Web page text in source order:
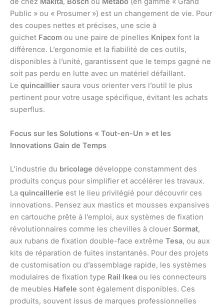
Public » ou « Prosumer ») est un changement de vie. Pour
des coupes nettes et précises, une scie à
guichet Facom ou une paire de pinelles Knipex font la
différence. L’ergonomie et la fiabilité de ces outils,
disponibles à l’unité, garantissent que le temps gagné ne
soit pas perdu en lutte avec un matériel défaillant.
Le quincaillier saura vous orienter vers l’outil le plus
pertinent pour votre usage spécifique, évitant les achats
superflus.
Focus sur les Solutions « Tout-en-Un » et les
Innovations Gain de Temps
L’industrie du bricolage développe constamment des
produits conçus pour simplifier et accélérer les travaux.
La quincaillerie est le lieu privilégié pour découvrir ces
innovations. Pensez aux mastics et mousses expansives
en cartouche prête à l’emploi, aux systèmes de fixation
révolutionnaires comme les chevilles à clouer Sormat,
aux rubans de fixation double-face extrême Tesa, ou aux
kits de réparation de fuites instantanés. Pour des projets
de customisation ou d’assemblage rapide, les systèmes
modulaires de fixation type Rail Ikea ou les connecteurs
de meubles Hafele sont également disponibles. Ces
produits, souvent issus de marques professionnelles